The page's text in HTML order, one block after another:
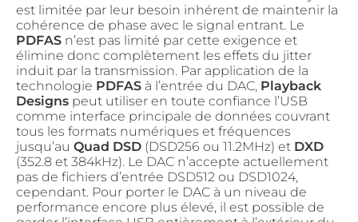
est limitée par leur besoin inhérent de maintenir la
cohérence de phase avec le signal entrant. Le
PDFAS n’est pas limité par cette exigence et
élimine donc complètement les effets du jitter
induit par la transmission. Par application de la
technologie PDFAS à l’entrée du DAC, Playback
Designs peut utiliser en toute confiance l’USB
comme interface principale de données couvrant
tous les formats numériques et fréquences
jusqu’au Quad DSD (DSD256 ou 11.2MHz) et DXD
(352.8 et 384kHz). Le DAC n’accepte actuellement
pas de fichiers d’entrée DSD512 ou DSD1024,
cependant. Pour porter le DAC à un niveau de
performance encore plus élevé, il est possible de